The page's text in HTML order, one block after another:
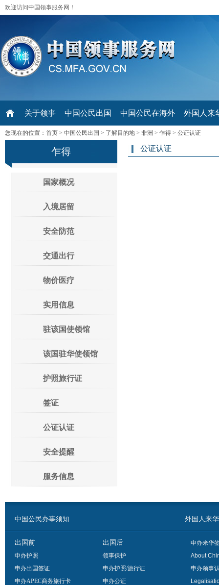
欢迎访问中国领事服务网！
关于领事 中国公民出国 中国公民在海外 外国人来
您现在的位置： 首页 > 中国公民出国 > 了解目的地 > 非洲 > 乍得 > 公证认证
乍得
国家概况
入境居留
安全防范
交通出行
物价医疗
实用信息
驻该国使领馆
该国驻华使领馆
护照旅行证
签证
公证认证
安全提醒
服务信息
公证认证
中国公民办事须知 外国人来
出国前
申办护照
申办出国签证
申办APEC商务旅行卡
出国后
领事保护
申办护照/旅行证
申办公证
申办来华
About
申办领事